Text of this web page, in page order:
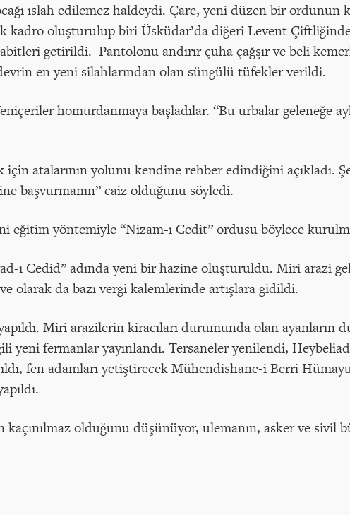
ıslah edilemez haldeydi. Çare, yeni düzen bir ordunun
kadro oluşturulup biri Üsküdar’da diğeri Levent
getirildi. Pantolonu andırır çuha çağşır ve beli
en yeni silahlarından olan süngülü tüfekler verildi.
homurdanmaya başladılar. “Bu urbalar geleneğe
atalarının yolunu kendine rehber edindiğini açıkladı.
başvurmanın” caiz olduğunu söyledi.
eğitim yöntemiyle “Nizam-ı Cedit” ordusu böylece
ı Cedid” adında yeni bir hazine oluşturuldu. Miri arazi
olarak da bazı vergi kalemlerinde artışlara gidildi.
Miri arazilerin kiracıları durumunda olan ayanların
yeni fermanlar yayınlandı. Tersaneler yenilendi,
fen adamları yetiştirecek Mühendishane-i Berri
olduğunu düşünüyor, ulemanın, asker ve sivil